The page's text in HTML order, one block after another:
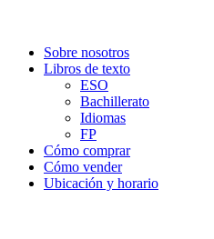
Sobre nosotros
Libros de texto
ESO
Bachillerato
Idiomas
FP
Cómo comprar
Cómo vender
Ubicación y horario